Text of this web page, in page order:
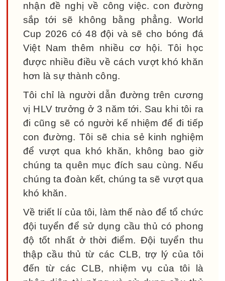
nhận đề nghị về công việc. con đường
sắp tới sẽ không bằng phẳng. World
Cup 2026 có 48 đội và sẽ cho bóng đá
Việt Nam thêm nhiều cơ hội. Tôi học
được nhiều điều về cách vượt khó khăn
hơn là sự thành công.
Tôi chỉ là người dẫn đường trên cương
vị HLV trưởng ở 3 năm tới. Sau khi tôi ra
đi cũng sẽ có người kế nhiệm để đi tiếp
con đường. Tôi sẽ chia sẻ kinh nghiệm
để vượt qua khó khăn, không bao giờ
chúng ta quên mục đích sau cùng. Nếu
chúng ta đoàn kết, chúng ta sẽ vượt qua
khó khăn.
Về triết lí của tôi, làm thế nào để tổ chức
đội tuyển để sử dụng cầu thủ có phong
độ tốt nhất ở thời điểm. Đội tuyển thu
thập cầu thủ từ các CLB, trợ lý của tôi
đến từ các CLB, nhiệm vụ của tôi là